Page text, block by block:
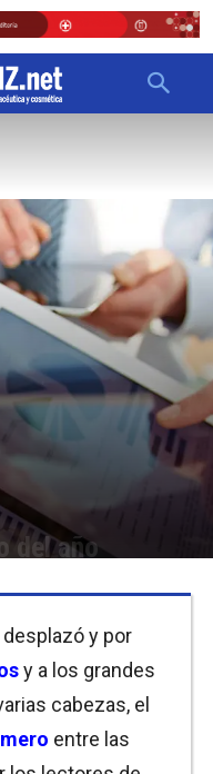
del año
desplazó y por
y a los grandes
cabezas, el
entre las